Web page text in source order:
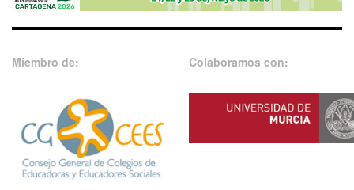
Miembro de: Colaboramos con: